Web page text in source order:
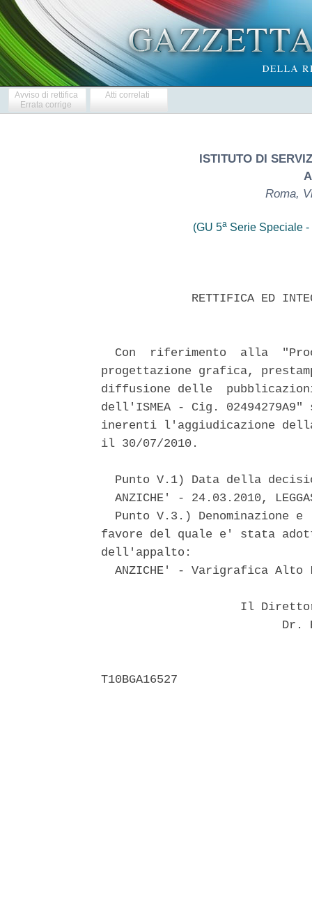
Avviso di rettifica
Errata corrige
Atti correlati
ISTITUTO DI
Roma,
(GU 5aSerie Speciale -
RETTIFICA ED
Con  riferimento  alla
progettazione grafica,
diffusione delle
dell'ISMEA - Cig.
inerenti l'aggiudicazione
il 30/07/2010.
Punto V.1) Data della
ANZICHE' - 24.03.2010,
Punto V.3.) Denominazione e
favore del quale e' stata
dell'appalto:
ANZICHE' - Varigrafica
Il